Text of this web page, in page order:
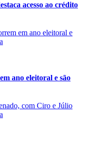
acesso ao crédito
ano eleitoral e são